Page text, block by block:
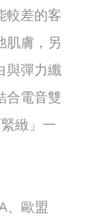
較差的客
肌膚，另
與彈力纖
合電音雙
緻」一
、歐盟